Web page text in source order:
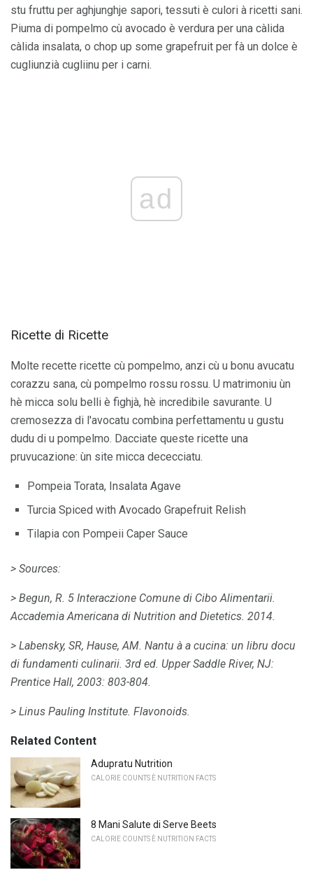
stu fruttu per aghjunghje sapori, tessuti è culori à ricetti sani.
Piuma di pompelmo cù avocado è verdura per una càlida
càlida insalata, o chop up some grapefruit per fà un dolce è
cugliunzià cugliinu per i carni.
ad
Ricette di Ricette
Molte recette ricette cù pompelmo, anzi cù u bonu avucatu
corazzu sana, cù pompelmo rossu rossu. U matrimoniu ùn
hè micca solu belli è fighjà, hè incredibile savurante. U
cremosezza di l'avocatu combina perfettamentu u gustu
dudu di u pompelmo. Dacciate queste ricette una
pruvucazione: ùn site micca dececciatu.
Pompeia Torata, Insalata Agave
Turcia Spiced with Avocado Grapefruit Relish
Tilapia con Pompeii Caper Sauce
> Sources:
> Begun, R. 5 Interaczione Comune di Cibo Alimentarii.
Accademia Americana di Nutrition and Dietetics. 2014.
> Labensky, SR, Hause, AM. Nantu à a cucina: un libru docu
di fundamenti culinarii. 3rd ed. Upper Saddle River, NJ:
Prentice Hall, 2003: 803-804.
> Linus Pauling Institute. Flavonoids.
Related Content
Adupratu Nutrition
CALORIE COUNTS È NUTRITION FACTS
8 Mani Salute di Serve Beets
CALORIE COUNTS È NUTRITION FACTS